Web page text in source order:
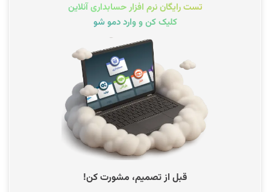
تست رایگان نرم افزار حسابداری آنلاین
کلیک کن و وارد دمو شو
قبل از تصمیم، مشورت کن!